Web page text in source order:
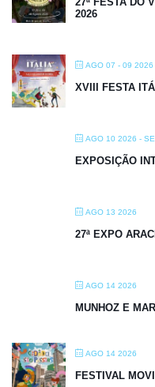
2026
AGO 07 - 09 2026
XVIII FESTA
AGO 10 2026 -
EXPOSIÇÃO
AGO 13 2026
27ª EXPO
AGO 14 2026
MUNHOZ E
AGO 14 2026
FESTIVAL